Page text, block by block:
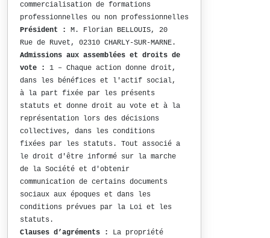
commercialisation de formations
professionnelles ou non professionnelles
Président :
M. Florian BELLOUIS, 20
Rue de Ruvet, 02310 CHARLY-SUR-MARNE.
Admissions aux assemblées et droits de
vote : 1 – Chaque action donne droit,
dans les bénéfices et l'actif social,
à la part fixée par les présents
statuts et donne droit au vote et à la
représentation lors des décisions
collectives, dans les conditions
fixées par les statuts. Tout associé a
le droit d'être informé sur la marche
de la Société et d'obtenir
communication de certains documents
sociaux aux époques et dans les
conditions prévues par la Loi et les
statuts.
Clauses d’agréments :
La propriété